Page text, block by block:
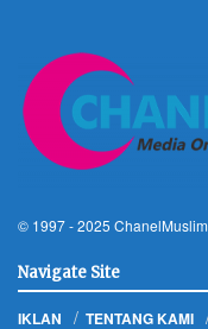
© 1997 - 2025 ChanelMuslim
Navigate Site
IKLAN TENTANG KAMI